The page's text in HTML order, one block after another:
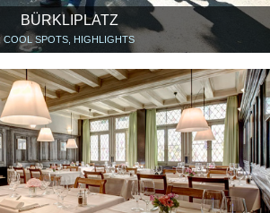
BÜRKLIPLATZ
COOL SPOTS, HIGHLIGHTS